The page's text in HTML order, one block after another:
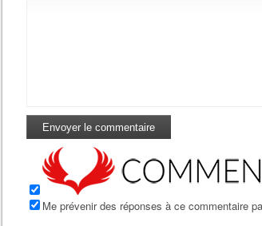
Me prévenir des réponses à ce commentaire